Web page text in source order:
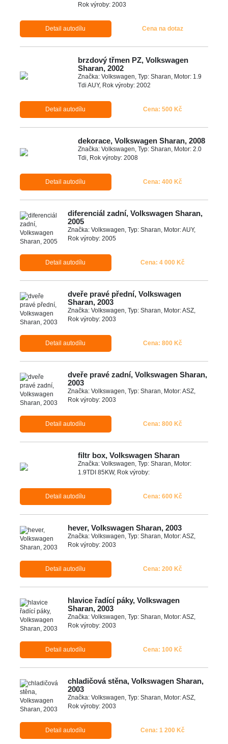
Rok výroby: 2003
Detail autodílu Cena na dotaz
brzdový třmen PZ, Volkswagen
Sharan, 2002
Značka: Volkswagen, Typ: Sharan, Motor: 1.9
Tdi AUY, Rok výroby: 2002
Detail autodílu Cena: 500 Kč
dekorace, Volkswagen Sharan, 2008
Značka: Volkswagen, Typ: Sharan, Motor: 2.0
Tdi, Rok výroby: 2008
Detail autodílu Cena: 400 Kč
diferenciál zadní, Volkswagen Sharan,
2005
Značka: Volkswagen, Typ: Sharan, Motor: AUY,
Rok výroby: 2005
Detail autodílu Cena: 4 000 Kč
dveře pravé přední, Volkswagen
Sharan, 2003
Značka: Volkswagen, Typ: Sharan, Motor: ASZ,
Rok výroby: 2003
Detail autodílu Cena: 800 Kč
dveře pravé zadní, Volkswagen Sharan,
2003
Značka: Volkswagen, Typ: Sharan, Motor: ASZ,
Rok výroby: 2003
Detail autodílu Cena: 800 Kč
filtr box, Volkswagen Sharan
Značka: Volkswagen, Typ: Sharan, Motor:
1.9TDI 85KW, Rok výroby:
Detail autodílu Cena: 600 Kč
hever, Volkswagen Sharan, 2003
Značka: Volkswagen, Typ: Sharan, Motor: ASZ,
Rok výroby: 2003
Detail autodílu Cena: 200 Kč
hlavice řadící páky, Volkswagen
Sharan, 2003
Značka: Volkswagen, Typ: Sharan, Motor: ASZ,
Rok výroby: 2003
Detail autodílu Cena: 100 Kč
chladičová stěna, Volkswagen Sharan,
2003
Značka: Volkswagen, Typ: Sharan, Motor: ASZ,
Rok výroby: 2003
Detail autodílu Cena: 1 200 Kč